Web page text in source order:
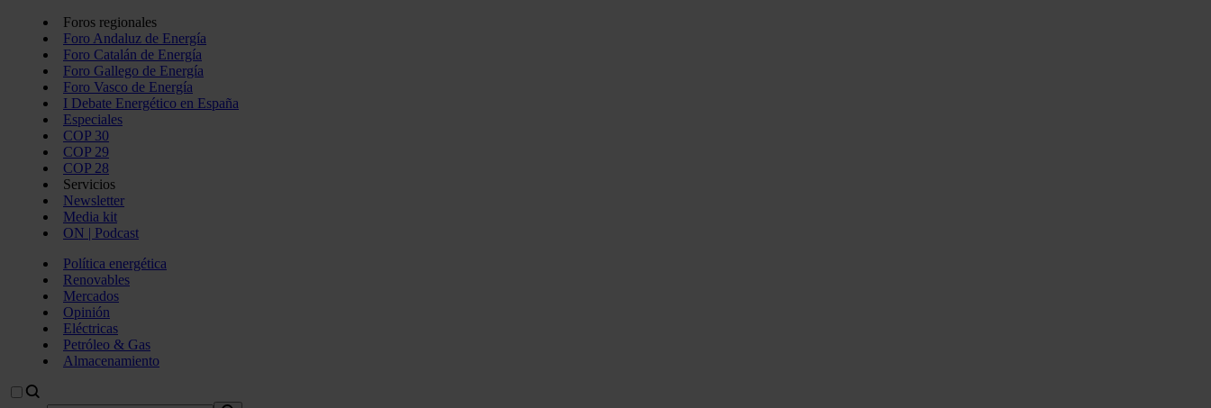
Foros regionales
Foro Andaluz de Energía
Foro Catalán de Energía
Foro Gallego de Energía
Foro Vasco de Energía
I Debate Energético en España
Especiales
COP 30
COP 29
COP 28
Servicios
Newsletter
Media kit
ON | Podcast
Política energética
Renovables
Mercados
Opinión
Eléctricas
Petróleo & Gas
Almacenamiento